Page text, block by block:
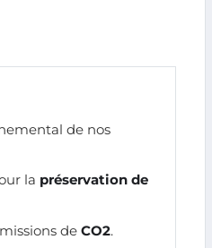
de nos
la préservation de
de CO2.